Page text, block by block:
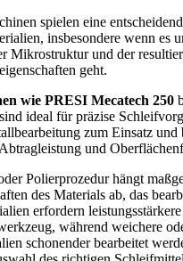
spielen eine
insbesondere wenn es
Mikrostruktur und der
geht.
wie PRESI Mecatech 250
ideal für präzise
zum Einsatz und
und
Polierprozedur hängt
des Materials ab, das
erfordern
während weichere
schonender bearbeitet